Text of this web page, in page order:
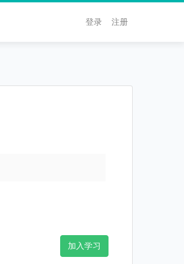
登录 注册
加入学习